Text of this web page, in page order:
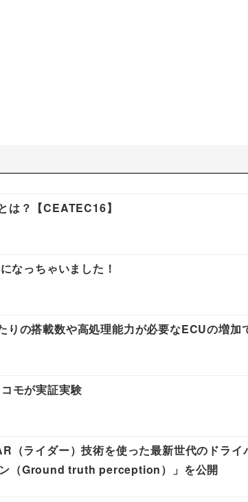
は？【CEATEC16】
なっちゃいました！
の搭載数や高処理能力が必要なECUの増加
モが実証実験
（ライダー）技術を使った最新世代のドライ
ン（Ground truth perception）」を公開